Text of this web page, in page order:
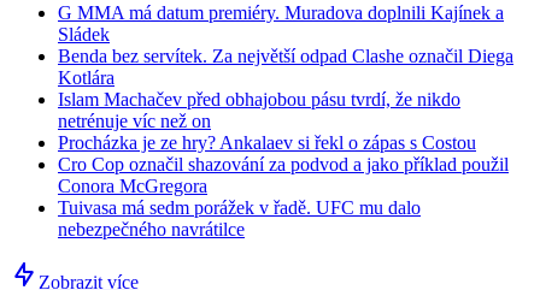
G MMA má datum premiéry. Muradova doplnili Kajínek a
Sládek
Benda bez servítek. Za největší odpad Clashe označil Diega
Kotlára
Islam Machačev před obhajobou pásu tvrdí, že nikdo
netrénuje víc než on
Procházka je ze hry? Ankalaev si řekl o zápas s Costou
Cro Cop označil shazování za podvod a jako příklad použil
Conora McGregora
Tuivasa má sedm porážek v řadě. UFC mu dalo
nebezpečného navrátilce
Zobrazit více